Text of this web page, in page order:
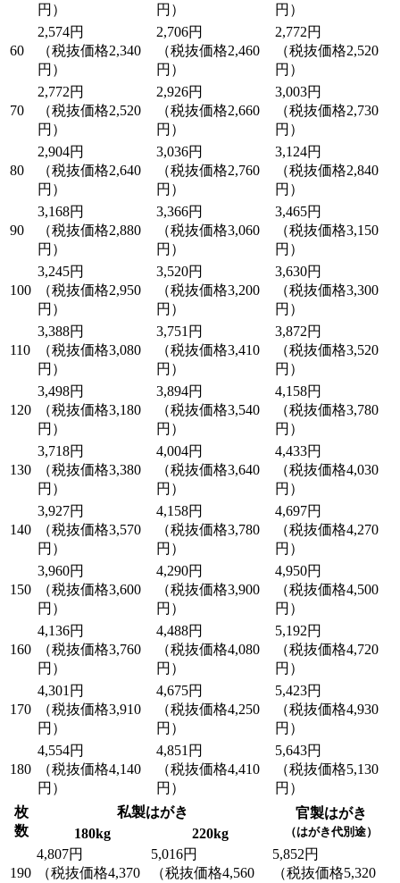
円）
円）
円）
60
2,574円
（税抜価格2,340
円）
2,706円
（税抜価格2,460
円）
2,772円
（税抜価格2,520
円）
70
2,772円
（税抜価格2,520
円）
2,926円
（税抜価格2,660
円）
3,003円
（税抜価格2,730
円）
80
2,904円
（税抜価格2,640
円）
3,036円
（税抜価格2,760
円）
3,124円
（税抜価格2,840
円）
90
3,168円
（税抜価格2,880
円）
3,366円
（税抜価格3,060
円）
3,465円
（税抜価格3,150
円）
100
3,245円
（税抜価格2,950
円）
3,520円
（税抜価格3,200
円）
3,630円
（税抜価格3,300
円）
110
3,388円
（税抜価格3,080
円）
3,751円
（税抜価格3,410
円）
3,872円
（税抜価格3,520
円）
120
3,498円
（税抜価格3,180
円）
3,894円
（税抜価格3,540
円）
4,158円
（税抜価格3,780
円）
130
3,718円
（税抜価格3,380
円）
4,004円
（税抜価格3,640
円）
4,433円
（税抜価格4,030
円）
140
3,927円
（税抜価格3,570
円）
4,158円
（税抜価格3,780
円）
4,697円
（税抜価格4,270
円）
150
3,960円
（税抜価格3,600
円）
4,290円
（税抜価格3,900
円）
4,950円
（税抜価格4,500
円）
160
4,136円
（税抜価格3,760
円）
4,488円
（税抜価格4,080
円）
5,192円
（税抜価格4,720
円）
170
4,301円
（税抜価格3,910
円）
4,675円
（税抜価格4,250
円）
5,423円
（税抜価格4,930
円）
180
4,554円
（税抜価格4,140
円）
4,851円
（税抜価格4,410
円）
5,643円
（税抜価格5,130
円）
枚
数
私製はがき 官製はがき
（はがき代別途）
180kg 220kg
190
4,807円
（税抜価格4,370
5,016円
（税抜価格4,560
5,852円
（税抜価格5,320